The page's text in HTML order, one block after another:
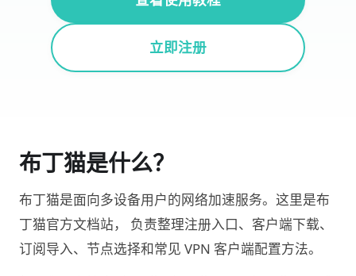
立即注册
布丁猫是什么？
布丁猫是面向多设备用户的网络加速服务。这里是布
丁猫官方文档站， 负责整理注册入口、客户端下载、
订阅导入、节点选择和常见 VPN 客户端配置方法。